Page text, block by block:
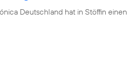
Deutschland hat in Stöffin